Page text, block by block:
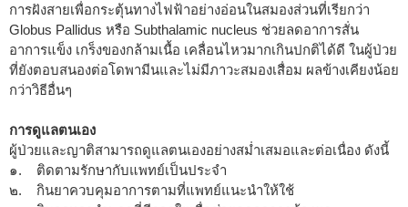
การฝังสายเพื่อกระตุ้นทางไฟฟ้าอย่างอ่อนในสมองส่วนที่เรียกว่า
Globus Pallidus หรือ Subthalamic nucleus ช่วยลดอาการสั่น
อาการแข็ง เกร็งของกล้ามเนื้อ เคลื่อนไหวมากเกินปกติได้ดี ในผู้ป่วย
ที่ยังตอบสนองต่อโดพามีนและไม่มีภาวะสมองเสื่อม ผลข้างเคียงน้อย
กว่าวิธีอื่นๆ
การดูแลตนเอง
ผู้ป่วยและญาติสามารถดูแลตนเองอย่างสม่ำเสมอและต่อเนื่อง ดังนี้
๑. ติดตามรักษากับแพทย์เป็นประจำ
๒. กินยาควบคุมอาการตามที่แพทย์แนะนำให้ใช้